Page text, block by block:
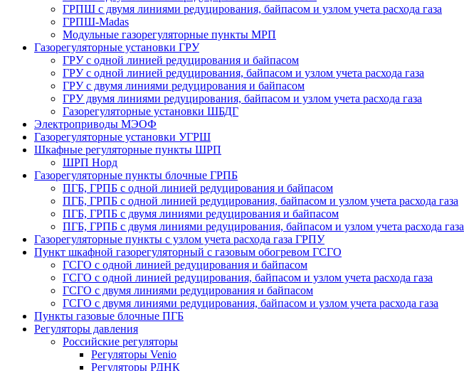
ГРПШ с двумя линиями редуцирования, байпасом и узлом учета расхода газа
ГРПШ-Madas
Модульные газорегуляторные пункты МРП
Газорегуляторные установки ГРУ
ГРУ с одной линией редуцирования и байпасом
ГРУ с одной линией редуцирования, байпасом и узлом учета расхода газа
ГРУ с двумя линиями редуцирования и байпасом
ГРУ двумя линиями редуцирования, байпасом и узлом учета расхода газа
Газорегуляторные установки ШБДГ
Электроприводы МЭОФ
Газорегуляторные установки УГРШ
Шкафные регуляторные пункты ШРП
ШРП Норд
Газорегуляторные пункты блочные ГРПБ
ПГБ, ГРПБ с одной линией редуцирования и байпасом
ПГБ, ГРПБ с одной линией редуцирования, байпасом и узлом учета расхода газа
ПГБ, ГРПБ с двумя линиями редуцирования и байпасом
ПГБ, ГРПБ с двумя линиями редуцирования, байпасом и узлом учета расхода газа
Газорегуляторные пункты с узлом учета расхода газа ГРПУ
Пункт шкафной газорегуляторный с газовым обогревом ГСГО
ГСГО с одной линией редуцирования и байпасом
ГСГО c одной линией редуцирования, байпасом и узлом учета расхода газа
ГСГО с двумя линиями редуцирования и байпасом
ГСГО с двумя линиями редуцирования, байпасом и узлом учета расхода газа
Пункты газовые блочные ПГБ
Регуляторы давления
Российские регуляторы
Регуляторы Venio
Регуляторы РДНК